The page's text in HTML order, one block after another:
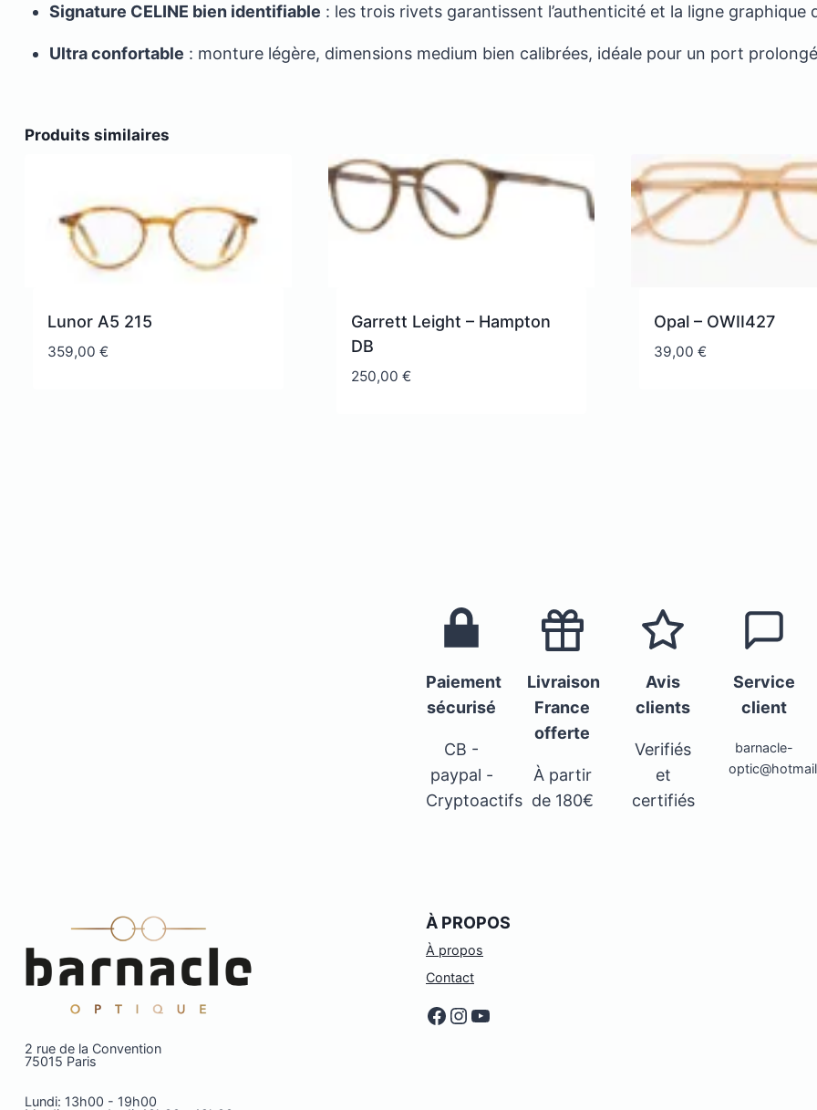
Signature CELINE bien identifiable : les trois rivets garantissent l’authenticité et la ligne graphique
Ultra confortable : monture légère, dimensions medium bien calibrées, idéale pour un port
Produits similaires
Lunor A5 215
359,00 €
Garrett Leight – Hampton
DB
250,00 €
Opal – OWII427
39,00 €
Paiement
sécurisé
CB -
paypal -
Cryptoactifs
Livraison
France
offerte
À partir
de 180€
Avis
clients
Verifiés
et
certifiés
Service
client
barnacle-
2 rue de la Convention
75015 Paris
Lundi: 13h00 - 19h00
À PROPOS
À propos
Contact
Facebook
Instagram
YouTube